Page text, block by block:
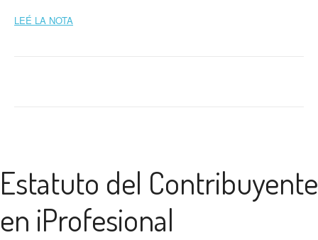
LEÉ LA NOTA
Estatuto del Contribuyente
en iProfesional